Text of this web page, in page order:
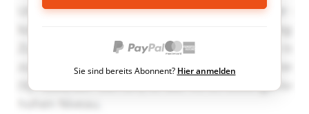
Sie sind bereits Abonnent? Hier anmelden